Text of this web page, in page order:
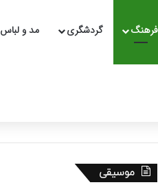
فرهنگ گردشگری مد و لباس
موسیقی